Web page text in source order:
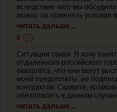
вследствие чего мы
можно ли поменять условия
читать дальше...
0
Ситуация такая. Я хочу
отдаленного российского
оказалось, что они могут
моей предоплаты, не
контрактов. Скажите,
обезопасить в данном случае
читать дальше...